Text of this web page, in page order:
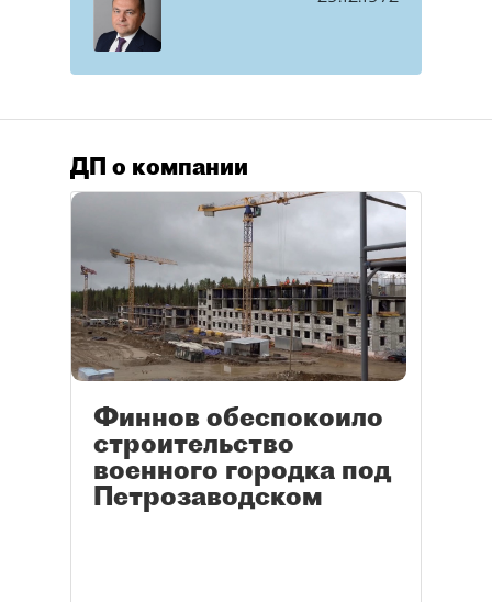
ДП о компании
Финнов обеспокоило
строительство
военного городка под
Петрозаводском